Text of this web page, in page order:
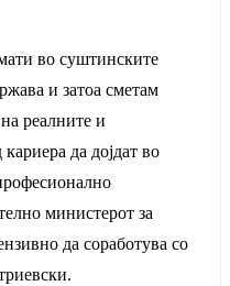
во суштинските
и затоа сметам
реалните и
да дојдат во
министерот за
да соработува со